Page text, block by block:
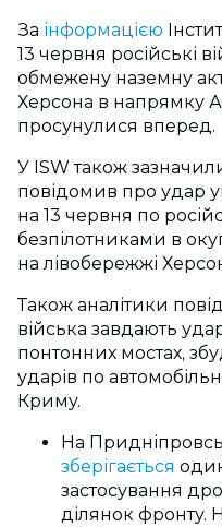
За інформацією
13 червня російські
обмежену наземну
Херсона в напрямку
просунулися вперед.
У ISW також
повідомив про удар
на 13 червня по
безпілотниками в
на лівобережжі
Також аналітики
війська завдають
понтонних мостах,
ударів по
Криму.
На
зберігається
застосування
ділянок фронту.